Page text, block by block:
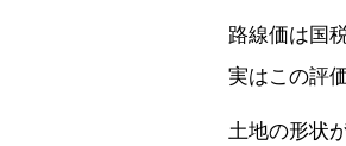
路線価は国
実はこの評
土地の形状